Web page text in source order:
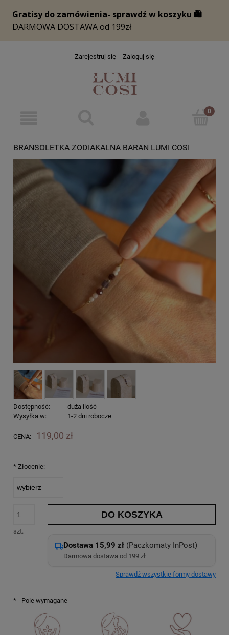
Zarejestruj się Zaloguj się
BRANSOLETKA ZODIAKALNA BARAN LUMI COSI
Dostępność:
duża ilość
Wysyłka w:
1-2 dni robocze
CENA: 119,00 zł
* Złocenie:
szt.
DO KOSZYKA
Dostawa 15,99 zł (Paczkomaty InPost)
Darmowa dostawa od 199 zł
Sprawdź wszystkie formy dostawy
* - Pole wymagane